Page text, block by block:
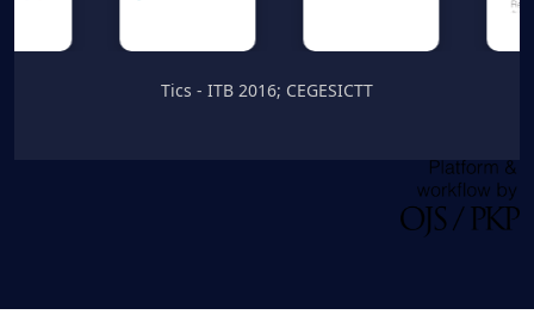
Tics - ITB 2016; CEGESICTT